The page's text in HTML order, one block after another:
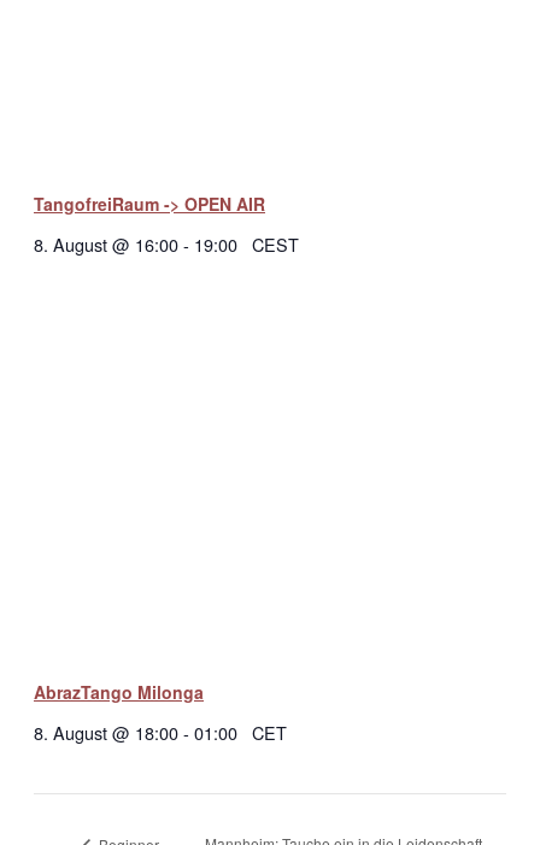
TangofreiRaum -> OPEN AIR
8. August @ 16:00- 19:00 CEST
AbrazTango Milonga
8. August @ 18:00- 01:00 CET